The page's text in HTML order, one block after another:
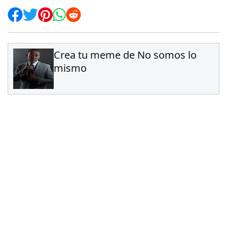
Crea tu meme de No somos lo
mismo